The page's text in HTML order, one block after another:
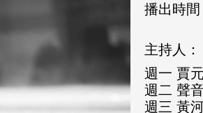
播出時間
主持人：
週一 賈
週二 聲
週三 黃